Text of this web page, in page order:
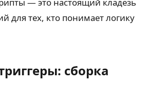
— это настоящий кладезь
для тех, кто понимает логику
сборка